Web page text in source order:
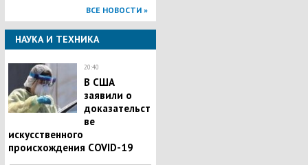
ВСЕ НОВОСТИ »
НАУКА И ТЕХНИКА
20:40
В США
заявили о
доказательст
ве
искусственного
происхождения COVID-19